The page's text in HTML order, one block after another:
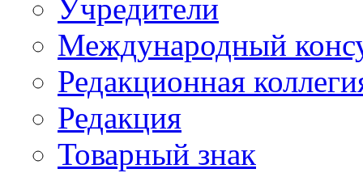
Учредители
Международный
Редакционная
Редакция
Товарный знак